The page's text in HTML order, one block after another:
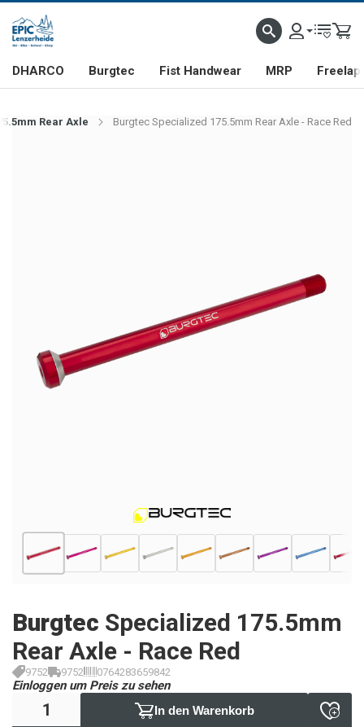
DHARCO Burgtec Fist Handwear MRP Freelap
Rear Axle Burgtec Specialized 175.5mm Rear Axle - Race Red
Burgtec Specialized 175.5mm
Rear Axle - Race Red
9752 9752 0764283659842
Einloggen um Preis zu sehen
In den Warenkorb